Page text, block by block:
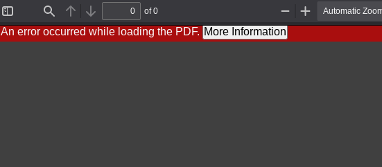
Sidebar
Find Previous
Next
of 0
Out
An error occurred while loading the PDF. More Information